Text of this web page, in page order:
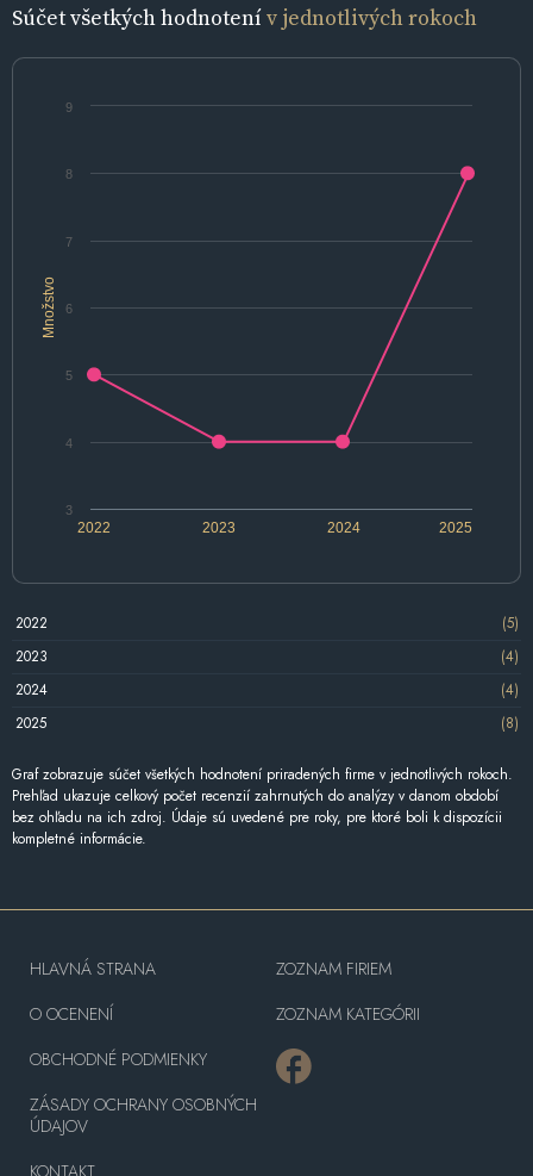
Súčet všetkých hodnotenív jednotlivých rokoch
Množstvo
2022 2024
2023 2025
3
4
5
6
7
8
9
2022
(5)
2023
(4)
2024
(4)
2025
(8)
Graf zobrazuje súčet všetkých hodnotení priradených firme v jednotlivých rokoch.
Prehľad ukazuje celkový počet recenzií zahrnutých do analýzy v danom období
bez ohľadu na ich zdroj. Údaje sú uvedené pre roky, pre ktoré boli k dispozícii
kompletné informácie.
HLAVNÁ STRANA
O OCENENÍ
OBCHODNÉ PODMIENKY
ZÁSADY OCHRANY OSOBNÝCH
ÚDAJOV
KONTAKT
ZOZNAM FIRIEM
ZOZNAM KATEGÓRII